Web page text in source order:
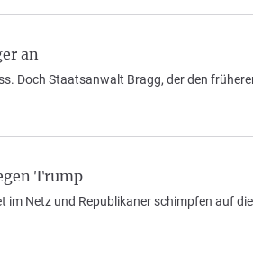
an
Doch Staatsanwalt Bragg, der den
Trump
Netz und Republikaner schimpfen auf